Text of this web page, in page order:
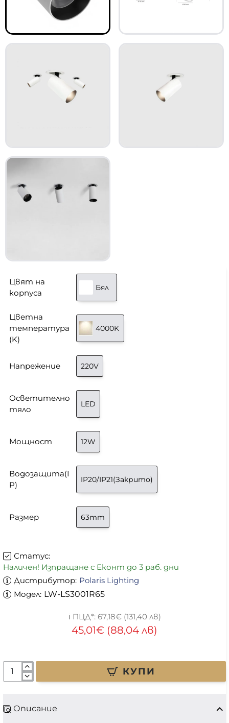
Статус:
Наличен! Изпращане с Еконт до 3 раб. дни
Дистрибутор: Polaris Lighting
Модел: LW-LS3001R65
45,01€ (88,04 лв)
67,18€ (131,40 лв)
Цвят на
корпуса
Бял
Цветна
температура
(K)
4000K
Напрежение 220V
Осветително
тяло
LED
Мощност 12W
Водозащита(I
P)
IP20/IP21(Закрито)
Размер 63mm
КУПИ
Описание